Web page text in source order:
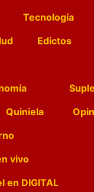
Tecnología
Edictos
Quiniela
vivo
en DIGITAL